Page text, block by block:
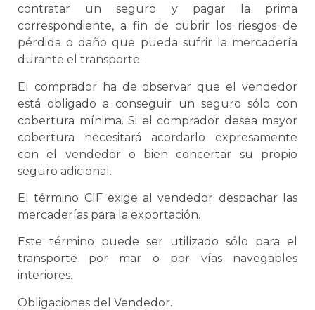
contratar un seguro y pagar la prima
correspondiente, a fin de cubrir los riesgos de
pérdida o daño que pueda sufrir la mercadería
durante el transporte.
El comprador ha de observar que el vendedor
está obligado a conseguir un seguro sólo con
cobertura mínima. Si el comprador desea mayor
cobertura necesitará acordarlo expresamente
con el vendedor o bien concertar su propio
seguro adicional.
El término CIF exige al vendedor despachar las
mercaderías para la exportación.
Este término puede ser utilizado sólo para el
transporte por mar o por vías navegables
interiores.
Obligaciones del Vendedor.